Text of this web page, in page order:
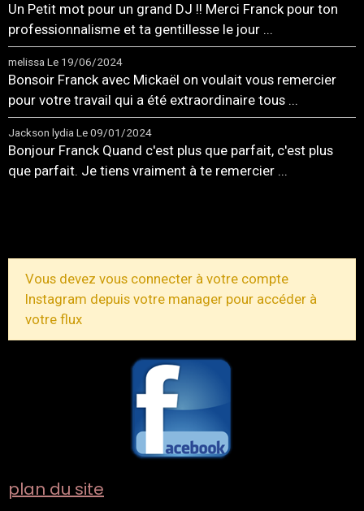
Un Petit mot pour un grand DJ !! Merci Franck pour ton
professionnalisme et ta gentillesse le jour ...
melissaLe 19/06/2024
Bonsoir Franck avec Mickaël on voulait vous remercier
pour votre travail qui a été extraordinaire tous ...
Jackson lydiaLe 09/01/2024
Bonjour Franck Quand c'est plus que parfait, c'est plus
que parfait. Je tiens vraiment à te remercier ...
Vous devez vous connecter à votre compte
Instagram depuis votre manager pour accéder à
votre flux
plan du site